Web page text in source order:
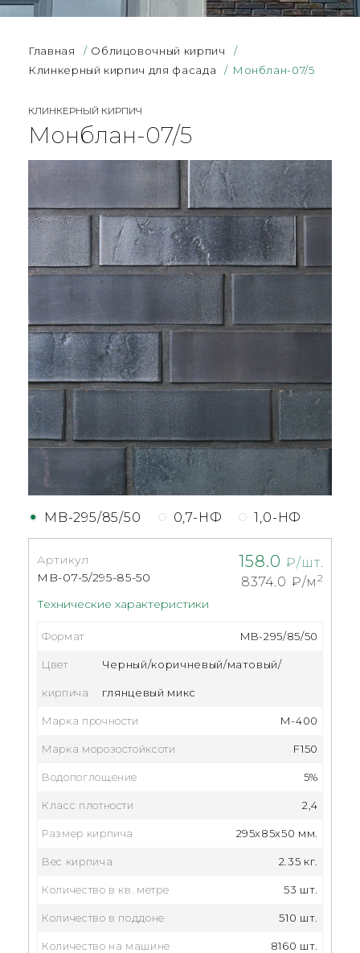
Главная / Облицовочный кирпич
/
Клинкерный кирпич для фасада
/ Монблан-07/5
КЛИНКЕРНЫЙ КИРПИЧ
Монблан-07/5
158.0 ₽/шт.
8374.0 ₽/м2
MB-295/85/50 0,7-НФ 1,0-НФ
Технические характеристики
Артикул
MB-07-5/295-85-50
Формат MB-295/85/50
Цвет
кирпича
Черный/коричневый/матовый/
глянцевый микс
Марка прочности М-400
Марка морозостойксоти F150
Водопоглощение 5%
Класс плотности 2,4
Размер кирпича 295x85x50 мм.
Вес кирпича 2.35 кг.
Количество в кв. метре 53 шт.
Количество в поддоне 510 шт.
Количество на машине 8160 шт.